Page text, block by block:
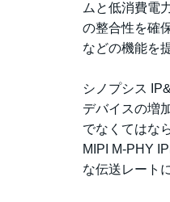
ムと低消費電
の整合性を確
などの機能を
シノプシス
デバイスの増
でなくてはな
MIPI M-PHY
な伝送レート